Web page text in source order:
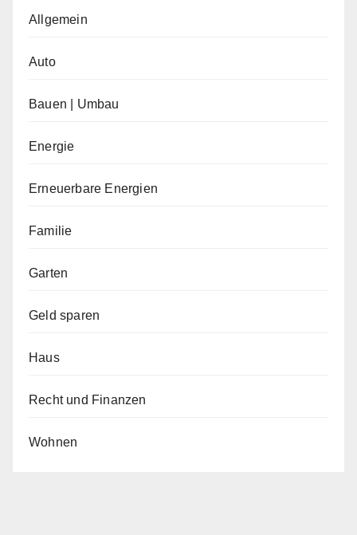
Allgemein
Auto
Bauen | Umbau
Energie
Erneuerbare Energien
Familie
Garten
Geld sparen
Haus
Recht und Finanzen
Wohnen